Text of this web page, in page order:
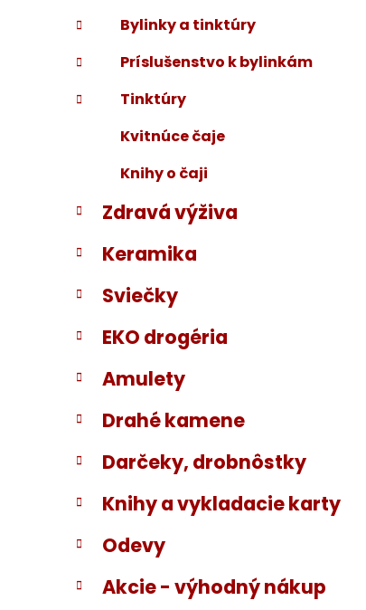
Bylinky a tinktúry
Príslušenstvo k bylinkám
Tinktúry
Kvitnúce čaje
Knihy o čaji
Zdravá výživa
Keramika
Sviečky
EKO drogéria
Amulety
Drahé kamene
Darčeky, drobnôstky
Knihy a vykladacie karty
Odevy
Akcie - výhodný nákup